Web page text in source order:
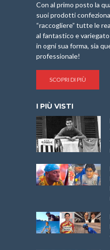
Con al primo posto la
suoi prodotti
“raccogliere” tutte le
al fantastico e
in ogni sua forma, sia
professionale!
SCOPRI DI PIÙ
I PIÙ VISTI